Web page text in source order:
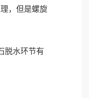
，但是螺旋
脱水环节有